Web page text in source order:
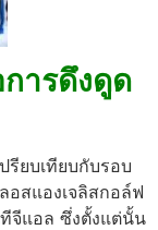
ารดึงดูด
รียบเทียบกับรอบ
สแองเจลิสกอล์ฟ
จีแอล ซึ่งตั้งแต่นั้น